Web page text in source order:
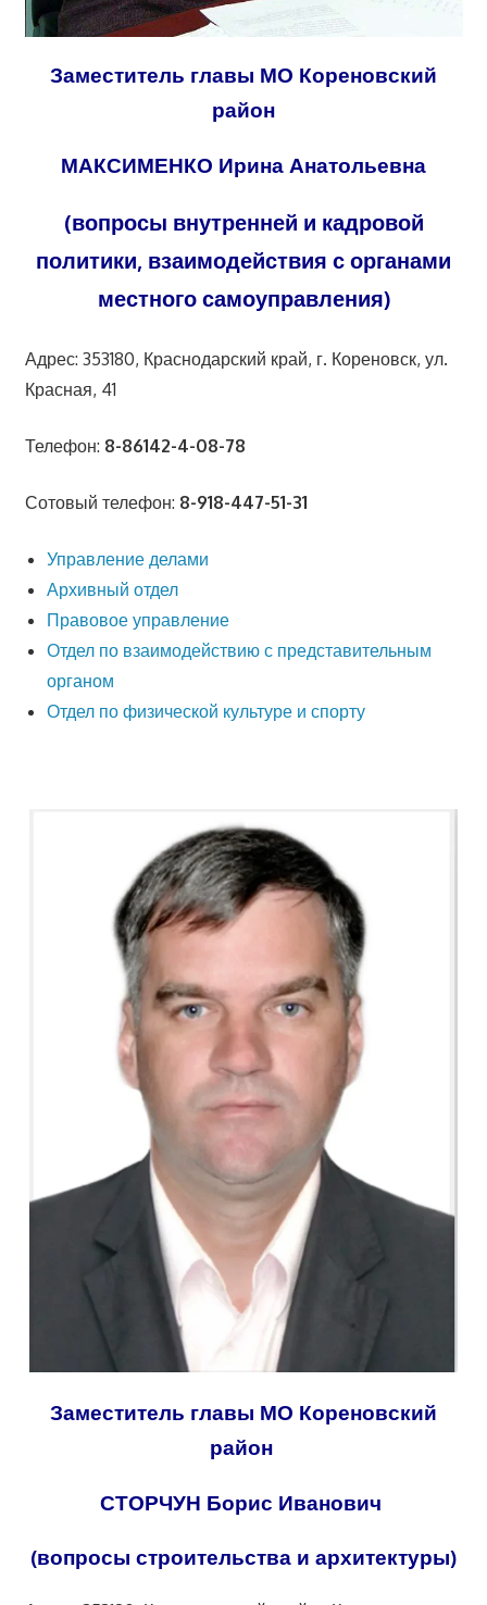
Заместитель главы МО Кореновский
район
МАКСИМЕНКО Ирина Анатольевна
(вопросы внутренней и кадровой
политики, взаимодействия с органами
местного самоуправления)
Адрес: 353180, Краснодарский край, г. Кореновск, ул.
Красная, 41
Телефон: 8-86142-4-08-78
Сотовый телефон: 8-918-447-51-31
Управление делами
Архивный отдел
Правовое управление
Отдел по взаимодействию с представительным
органом
Отдел по физической культуре и спорту
Заместитель главы МО Кореновский
район
СТОРЧУН Борис Иванович
(вопросы строительства и архитектуры)